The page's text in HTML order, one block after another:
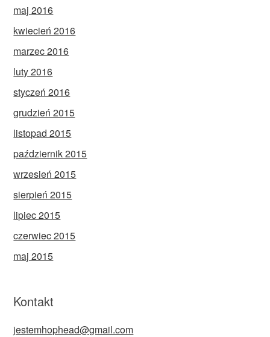
maj 2016
kwiecień 2016
marzec 2016
luty 2016
styczeń 2016
grudzień 2015
listopad 2015
październik 2015
wrzesień 2015
sierpień 2015
lipiec 2015
czerwiec 2015
maj 2015
Kontakt
jestemhophead@gmail.com